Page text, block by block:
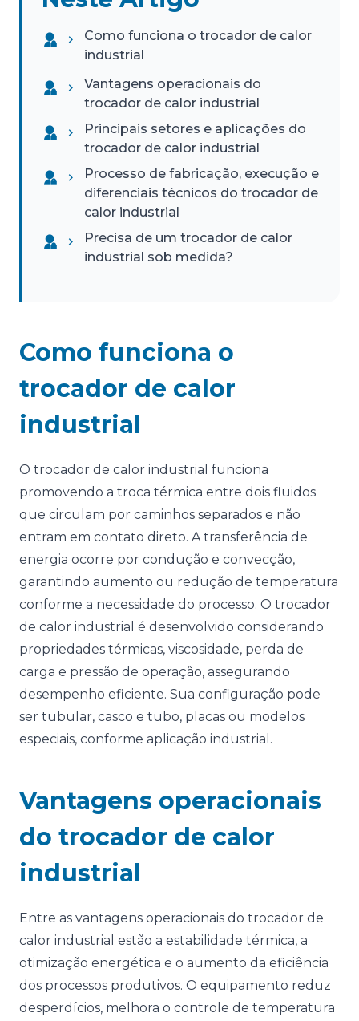
Como funciona o trocador de calor
industrial
Vantagens operacionais do
trocador de calor industrial
Principais setores e aplicações do
trocador de calor industrial
Processo de fabricação, execução e
diferenciais técnicos do trocador de
calor industrial
Precisa de um trocador de calor
industrial sob medida?
Como funciona o
trocador de calor
industrial
O trocador de calor industrial funciona
promovendo a troca térmica entre dois fluidos
que circulam por caminhos separados e não
entram em contato direto. A transferência de
energia ocorre por condução e convecção,
garantindo aumento ou redução de temperatura
conforme a necessidade do processo. O trocador
de calor industrial é desenvolvido considerando
propriedades térmicas, viscosidade, perda de
carga e pressão de operação, assegurando
desempenho eficiente. Sua configuração pode
ser tubular, casco e tubo, placas ou modelos
especiais, conforme aplicação industrial.
Vantagens operacionais
do trocador de calor
industrial
Entre as vantagens operacionais do trocador de
calor industrial estão a estabilidade térmica, a
otimização energética e o aumento da eficiência
dos processos produtivos. O equipamento reduz
desperdícios, melhora o controle de temperatura